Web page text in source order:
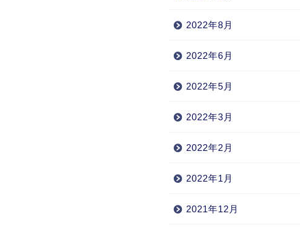
2022年8月
2022年6月
2022年5月
2022年3月
2022年2月
2022年1月
2021年12月